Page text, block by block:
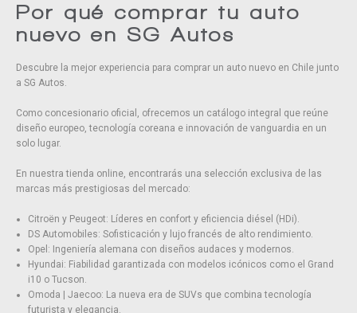
Por qué comprar tu auto
nuevo en SG Autos
Descubre la mejor experiencia para comprar un auto nuevo en Chile junto
a SG Autos.
Como concesionario oficial, ofrecemos un catálogo integral que reúne
diseño europeo, tecnología coreana e innovación de vanguardia en un
solo lugar.
En nuestra tienda online, encontrarás una selección exclusiva de las
marcas más prestigiosas del mercado:
Citroën y Peugeot: Líderes en confort y eficiencia diésel (HDi).
DS Automobiles: Sofisticación y lujo francés de alto rendimiento.
Opel: Ingeniería alemana con diseños audaces y modernos.
Hyundai: Fiabilidad garantizada con modelos icónicos como el Grand
i10 o Tucson.
Omoda | Jaecoo: La nueva era de SUVs que combina tecnología
futurista y elegancia.